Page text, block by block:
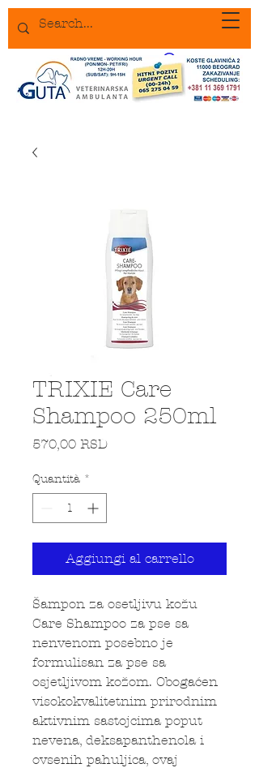
TRIXIE Care
Shampoo 250ml
570,00 RSDPrezzo
Quantità *
Aggiungi al carrello
Šampon za osetljivu kožu
Care Shampoo za pse sa
nenvenom posebno je
formulisan za pse sa
osjetljivom kožom. Obogaćen
visokokvalitetnim prirodnim
aktivnim sastojcima poput
nevena, deksapanthenola i
ovsenih pahuljica, ovaj